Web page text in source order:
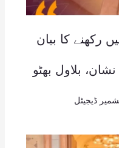
میں رکھنے کا بیان
بلاول بھٹو
ڈیجیٹل